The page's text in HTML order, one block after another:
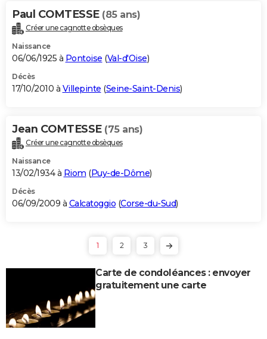
Paul COMTESSE (85 ans)
Créer une cagnotte obsèques
Naissance
06/06/1925 à Pontoise (Val-d'Oise)
Décès
17/10/2010 à Villepinte (Seine-Saint-Denis)
Jean COMTESSE (75 ans)
Créer une cagnotte obsèques
Naissance
13/02/1934 à Riom (Puy-de-Dôme)
Décès
06/09/2009 à Calcatoggio (Corse-du-Sud)
1 2 3
Carte de condoléances : envoyer
gratuitement une carte